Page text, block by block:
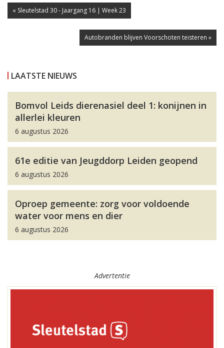
« Sleutelstad 30 - Jaargang 16 | Week 23
Autobranden blijven Voorschoten teisteren »
LAATSTE NIEUWS
Bomvol Leids dierenasiel deel 1: konijnen in
allerlei kleuren
6 augustus 2026
61e editie van Jeugddorp Leiden geopend
6 augustus 2026
Oproep gemeente: zorg voor voldoende
water voor mens en dier
6 augustus 2026
Advertentie